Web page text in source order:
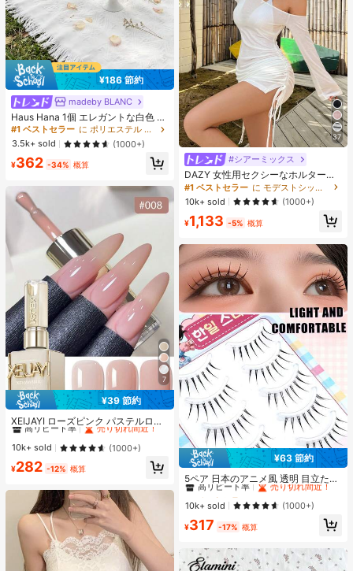
¥186 節約
madeby BLANC
Haus Hana 1個 エレガントな白色 ア
ウトドアキャンピングマット、ピク
ニックブランケット、ボヘミアンキ
ャンプラグ、ビーチタオル、家具カ
バー、多目的使用可能な両面ファブ
リックマット
#1 ベストセラー
売り切れ間近！
#1 ベストセラー
に ポリエステル ピクニックマット
売り切れ間近！
#1 ベストセラー
に ポリエステル ピクニックマット
売り切れ間近！
#1 ベストセラー
に ポリエステル ピクニックマット
売り切れ間近！
3.5k+ sold (1000+)
¥362 -34% 概算
7
¥39 節約
XEIJAYI ローズピンク パステルロー
ズカラーシリーズ スウィート ジェン
トル ネイルポリッシュジェル プロフ
ェッショナル ネイルサロン用
#1 ベストセラー
光沢のある ジェルネイルポリッシュ
高リピート率
売り切れ間近！
#1 ベストセラー
光沢のある ジェルネイルポリッシュ
高リピート率
売り切れ間近！
#1 ベストセラー
光沢のある ジェルネイルポリッシュ
高リピート率
売り切れ間近！
#1 ベストセラー
高リピート率
売り切れ間近！
10k+ sold (1000+)
¥282 -12% 概算
37
#シアーミックス
DAZY 女性用セクシーなホルターネ
ック リボン ストラップ ルーチェ シ
アー ビーチカバーアップ水着ラッ
プ、夏のY2Kロングスリーブ女性用
トップス オフショル
#1 ベストセラー
売り切れ間近！
#1 ベストセラー
に モデストシック 女性用トップス、ブラウス、Tシャツ
売り切れ間近！
#1 ベストセラー
に モデストシック 女性用トップス、ブラウス、Tシャツ
売り切れ間近！
#1 ベストセラー
売り切れ間近！
10k+ sold (1000+)
¥1,133 -5% 概算
¥63 節約
5ペア 日本のアニメ風 透明 目立たな
い つけまつげ、自然で優しい軽量な
フェイクまつげ、デート、旅行、持
ち運びに適しています
#1 ベストセラー
に スパイクマンガ つけまつげ
高リピート率
売り切れ間近！
#1 ベストセラー
に スパイクマンガ つけまつげ
高リピート率
売り切れ間近！
#1 ベストセラー
に スパイクマンガ つけまつげ
高リピート率
売り切れ間近！
#1 ベストセラー
高リピート率
売り切れ間近！
10k+ sold (1000+)
¥317 -17% 概算